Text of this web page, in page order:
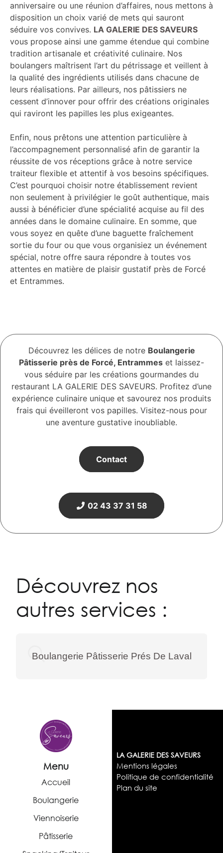
anniversaire ou une réunion d’affaires, nous mettons à
disposition un choix varié de mets qui sauront
séduire vos convives. LA GALERIE DES SAVEURS
vous propose ainsi une gamme étendue qui combine
tradition artisanale et créativité culinaire. Nos
boulangers maîtrisent l’art du pétrissage et veillent à
la qualité des ingrédients utilisés dans chacune de
leurs réalisations. Par ailleurs, nos pâtissiers ne
cessent d’innover pour offrir des créations originales
qui raviront les papilles les plus exigeantes.
Enfin, nous prêtons une attention particulière à
l’accompagnement personnalisé afin de garantir la
réussite de vos réceptions grâce à notre service
traiteur flexible et attentif à vos besoins spécifiques.
C’est pourquoi choisir notre établissement revient
non seulement à privilégier le goût authentique, mais
aussi à bénéficier d’une spécialité acquise au fil des
années dans le domaine culinaire. En somme, que
vous soyez en quête d’une baguette fraîchement
sortie du four ou que vous organisiez un événement
spécial, notre offre saura répondre à toutes vos
attentes en matière de plaisir gustatif près de Forcé
et Entrammes.
Découvrez les délices de notre Boulangerie
Pâtisserie près de Forcé, Entrammes et laissez-
vous séduire par les créations gourmandes du
restaurant LA GALERIE DES SAVEURS. Profitez d’une
expérience culinaire unique et savourez nos produits
frais qui éveilleront vos papilles. Visitez-nous pour
une aventure gustative inoubliable.
Contact
02 43 37 31 58
Découvrez nos
autres services :
Boulangerie Pâtisserie Prés De Laval
Menu
Accueil
Boulangerie
Viennoiserie
Pâtisserie
LA GALERIE DES SAVEURS
Mentions légales
Politique de confidentialité
Plan du site